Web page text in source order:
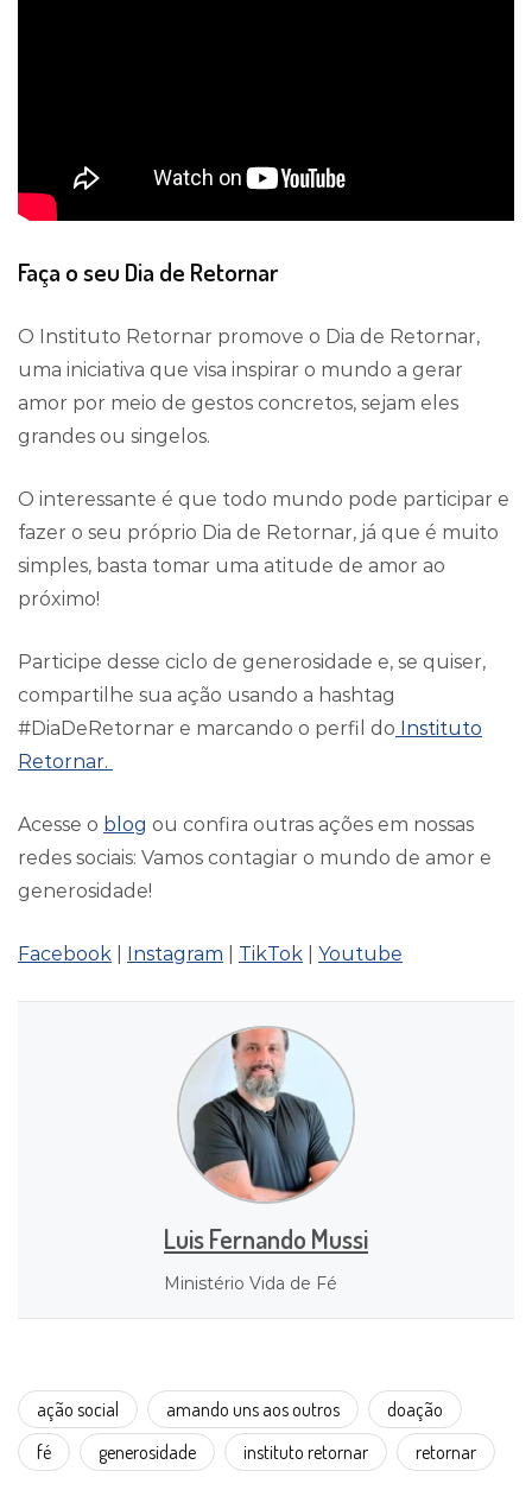
Faça o seu Dia de Retornar
O Instituto Retornar promove o Dia de Retornar,
uma iniciativa que visa inspirar o mundo a gerar
amor por meio de gestos concretos, sejam eles
grandes ou singelos.
O interessante é que todo mundo pode participar e
fazer o seu próprio Dia de Retornar, já que é muito
simples, basta tomar uma atitude de amor ao
próximo!
Participe desse ciclo de generosidade e, se quiser,
compartilhe sua ação usando a hashtag
#DiaDeRetornar e marcando o perfil do Instituto
Retornar.
Acesse o blog ou confira outras ações em nossas
redes sociais: Vamos contagiar o mundo de amor e
generosidade!
Facebook Instagram TikTok Youtube
Luis Fernando Mussi
Ministério Vida de Fé
ação social amando uns aos outros
doação
fé
generosidade instituto retornar retornar